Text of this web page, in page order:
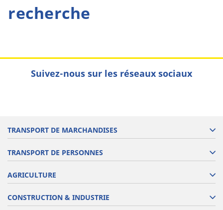
recherche
Suivez-nous sur les réseaux sociaux
TRANSPORT DE MARCHANDISES
TRANSPORT DE PERSONNES
AGRICULTURE
CONSTRUCTION & INDUSTRIE